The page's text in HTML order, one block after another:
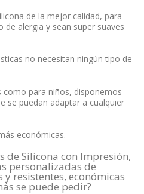
de la mejor calidad, para
de alergia y sean super suaves
no necesitan ningún tipo de
para niños, disponemos
se puedan adaptar a cualquier
económicas.
de Silicona con Impresión,
personalizadas de
resistentes, económicas
se puede pedir?